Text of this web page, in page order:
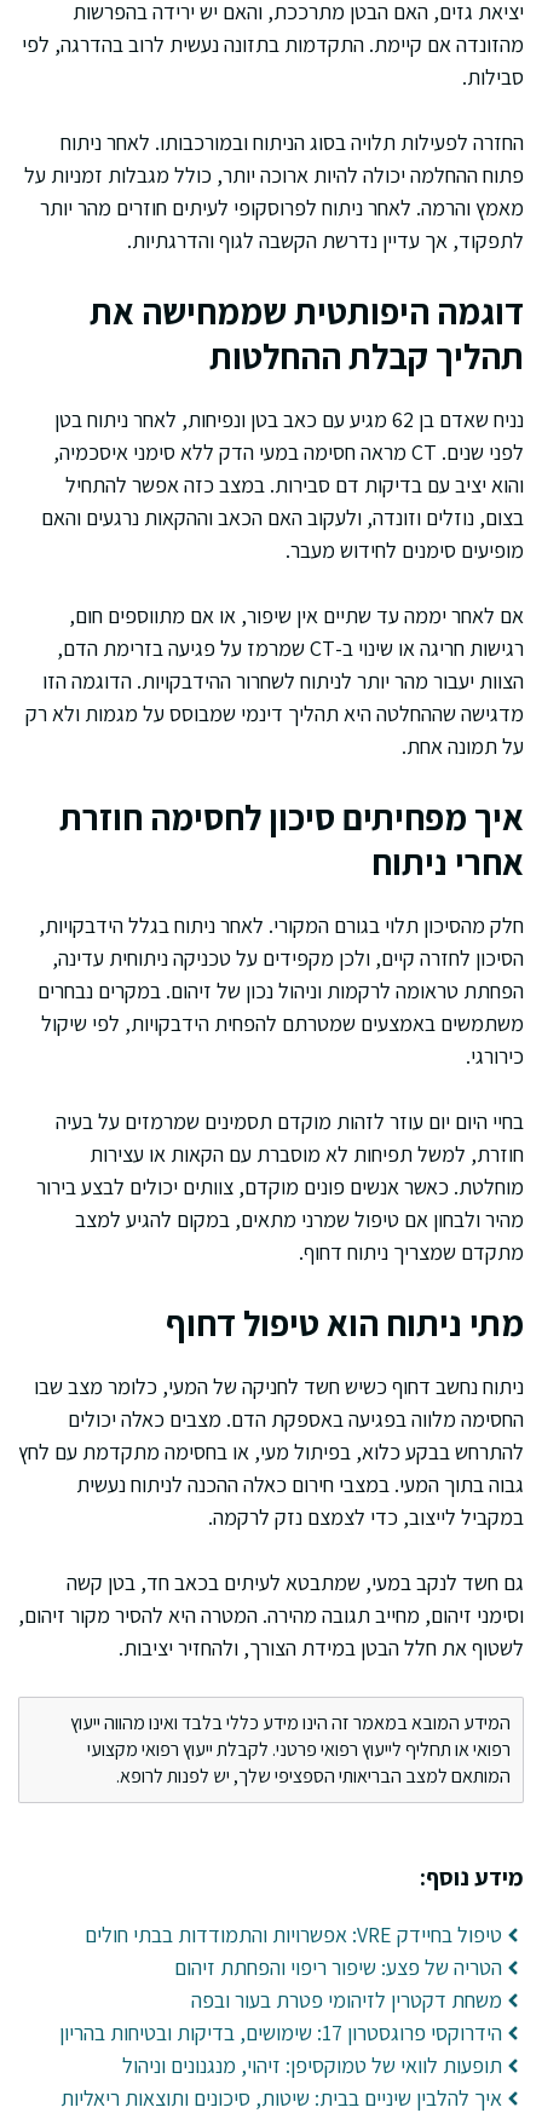
יציאת גזים, האם הבטן מתרככת, והאם יש ירידה בהפרשות
מהזונדה אם קיימת. התקדמות בתזונה נעשית לרוב בהדרגה, לפי
סבילות.
החזרה לפעילות תלויה בסוג הניתוח ובמורכבותו. לאחר ניתוח
פתוח ההחלמה יכולה להיות ארוכה יותר, כולל מגבלות זמניות על
מאמץ והרמה. לאחר ניתוח לפרוסקופי לעיתים חוזרים מהר יותר
לתפקוד, אך עדיין נדרשת הקשבה לגוף והדרגתיות.
דוגמה היפותטית שממחישה את
תהליך קבלת ההחלטות
נניח שאדם בן 62 מגיע עם כאב בטן ונפיחות, לאחר ניתוח בטן
לפני שנים. CT מראה חסימה במעי הדק ללא סימני איסכמיה,
והוא יציב עם בדיקות דם סבירות. במצב כזה אפשר להתחיל
בצום, נוזלים וזונדה, ולעקוב האם הכאב וההקאות נרגעים והאם
מופיעים סימנים לחידוש מעבר.
אם לאחר יממה עד שתיים אין שיפור, או אם מתווספים חום,
רגישות חריגה או שינוי ב-CT שמרמז על פגיעה בזרימת הדם,
הצוות יעבור מהר יותר לניתוח לשחרור ההידבקויות. הדוגמה הזו
מדגישה שההחלטה היא תהליך דינמי שמבוסס על מגמות ולא רק
על תמונה אחת.
איך מפחיתים סיכון לחסימה חוזרת
אחרי ניתוח
חלק מהסיכון תלוי בגורם המקורי. לאחר ניתוח בגלל הידבקויות,
הסיכון לחזרה קיים, ולכן מקפידים על טכניקה ניתוחית עדינה,
הפחתת טראומה לרקמות וניהול נכון של זיהום. במקרים נבחרים
משתמשים באמצעים שמטרתם להפחית הידבקויות, לפי שיקול
כירורגי.
בחיי היום יום עוזר לזהות מוקדם תסמינים שמרמזים על בעיה
חוזרת, למשל תפיחות לא מוסברת עם הקאות או עצירות
מוחלטת. כאשר אנשים פונים מוקדם, צוותים יכולים לבצע בירור
מהיר ולבחון אם טיפול שמרני מתאים, במקום להגיע למצב
מתקדם שמצריך ניתוח דחוף.
מתי ניתוח הוא טיפול דחוף
ניתוח נחשב דחוף כשיש חשד לחניקה של המעי, כלומר מצב שבו
החסימה מלווה בפגיעה באספקת הדם. מצבים כאלה יכולים
להתרחש בבקע כלוא, בפיתול מעי, או בחסימה מתקדמת עם לחץ
גבוה בתוך המעי. במצבי חירום כאלה ההכנה לניתוח נעשית
במקביל לייצוב, כדי לצמצם נזק לרקמה.
גם חשד לנקב במעי, שמתבטא לעיתים בכאב חד, בטן קשה
וסימני זיהום, מחייב תגובה מהירה. המטרה היא להסיר מקור זיהום,
לשטוף את חלל הבטן במידת הצורך, ולהחזיר יציבות.
המידע המובא במאמר זה הינו מידע כללי בלבד ואינו מהווה ייעוץ
רפואי או תחליף לייעוץ רפואי פרטני. לקבלת ייעוץ רפואי מקצועי
המותאם למצב הבריאותי הספציפי שלך, יש לפנות לרופא.
מידע נוסף:
טיפול בחיידק VRE: אפשרויות והתמודדות בבתי חולים
הטריה של פצע: שיפור ריפוי והפחתת זיהום
משחת דקטרין לזיהומי פטרת בעור ובפה
הידרוקסי פרוגסטרון 17: שימושים, בדיקות ובטיחות בהריון
תופעות לוואי של טמוקסיפן: זיהוי, מנגנונים וניהול
איך להלבין שיניים בבית: שיטות, סיכונים ותוצאות ריאליות